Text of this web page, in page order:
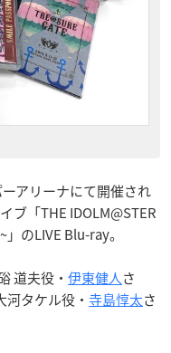
アリーナにて開催され
ブ「THE IDOLM@STER
」のLIVE Blu-ray。
道夫役・ 伊東健人さ
河タケル役・ 寺島惇太さ